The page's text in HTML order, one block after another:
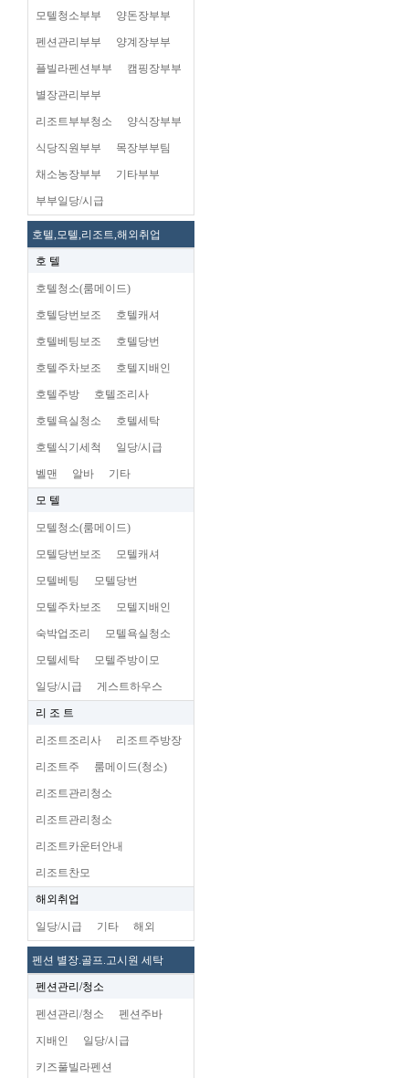
모텔청소부부 양돈장부부
펜션관리부부 양계장부부
플빌라펜션부부 캠핑장부부
별장관리부부
리조트부부청소 양식장부부
식당직원부부 목장부부팀
채소농장부부 기타부부
부부일당/시급
호텔,모텔,리조트,해외취업
호 텔
호텔청소(룸메이드)
호텔당번보조 호텔캐셔
호텔베팅보조 호텔당번
호텔주차보조 호텔지배인
호텔주방 호텔조리사
호텔욕실청소 호텔세탁
호텔식기세척 일당/시급
벨맨 알바 기타
모 텔
모텔청소(룸메이드)
모텔당번보조 모텔캐셔
모텔베팅 모텔당번
모텔주차보조 모텔지배인
숙박업조리 모텔욕실청소
모텔세탁 모텔주방이모
일당/시급 게스트하우스
리 조 트
리조트조리사 리조트주방장
리조트주 룸메이드(청소)
리조트관리청소
리조트관리청소
리조트카운터안내
리조트찬모
해외취업
일당/시급 기타 해외
펜션 별장.골프.고시원 세탁
펜션관리/청소
펜션관리/청소 펜션주바
지배인 일당/시급
키즈풀빌라펜션